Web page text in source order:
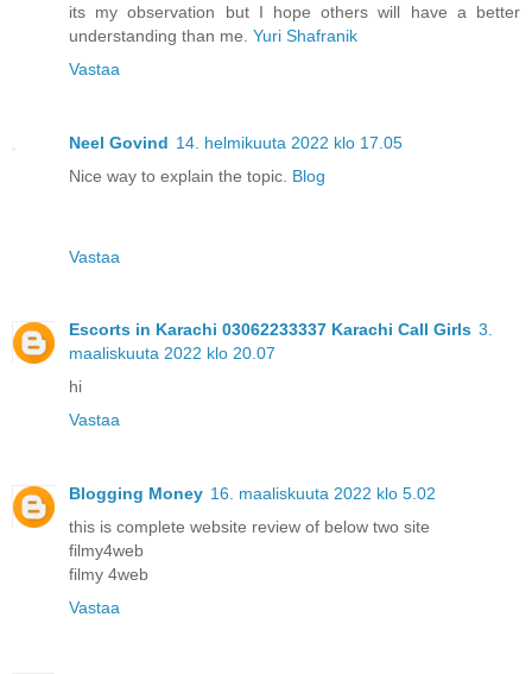
its my observation but I hope others will have a better
understanding than me. Yuri Shafranik
Vastaa
Neel Govind 14. helmikuuta 2022 klo 17.05
Nice way to explain the topic. Blog
Vastaa
Escorts in Karachi 03062233337 Karachi Call Girls 3.
maaliskuuta 2022 klo 20.07
hi
Vastaa
Blogging Money 16. maaliskuuta 2022 klo 5.02
this is complete website review of below two site
filmy4web
filmy 4web
Vastaa